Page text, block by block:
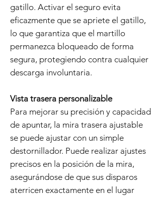
gatillo. Activar el seguro evita
eficazmente que se apriete el gatillo,
lo que garantiza que el martillo
permanezca bloqueado de forma
segura, protegiendo contra cualquier
descarga involuntaria.
Vista trasera personalizable
Para mejorar su precisión y capacidad
de apuntar, la mira trasera ajustable
se puede ajustar con un simple
destornillador. Puede realizar ajustes
precisos en la posición de la mira,
asegurándose de que sus disparos
aterricen exactamente en el lugar